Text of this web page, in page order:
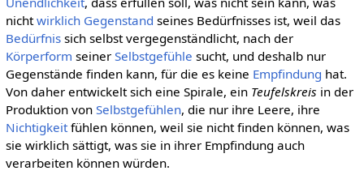
nichtwirklich Gegenstand seines Bedürfnisses ist, weil das
Bedürfnissich selbst vergegenständlicht, nach der
Körperform seiner Selbstgefühle sucht, und deshalb nur
Gegenstände finden kann, für die es keine Empfindung hat.
Von daher entwickelt sich eine Spirale, ein Teufelskreis in der
Produktion von Selbstgefühlen, die nur ihre Leere, ihre
Nichtigkeitfühlen können, weil sie nicht finden können, was
sie wirklich sättigt, was sie in ihrer Empfindung auch
verarbeiten können würden.